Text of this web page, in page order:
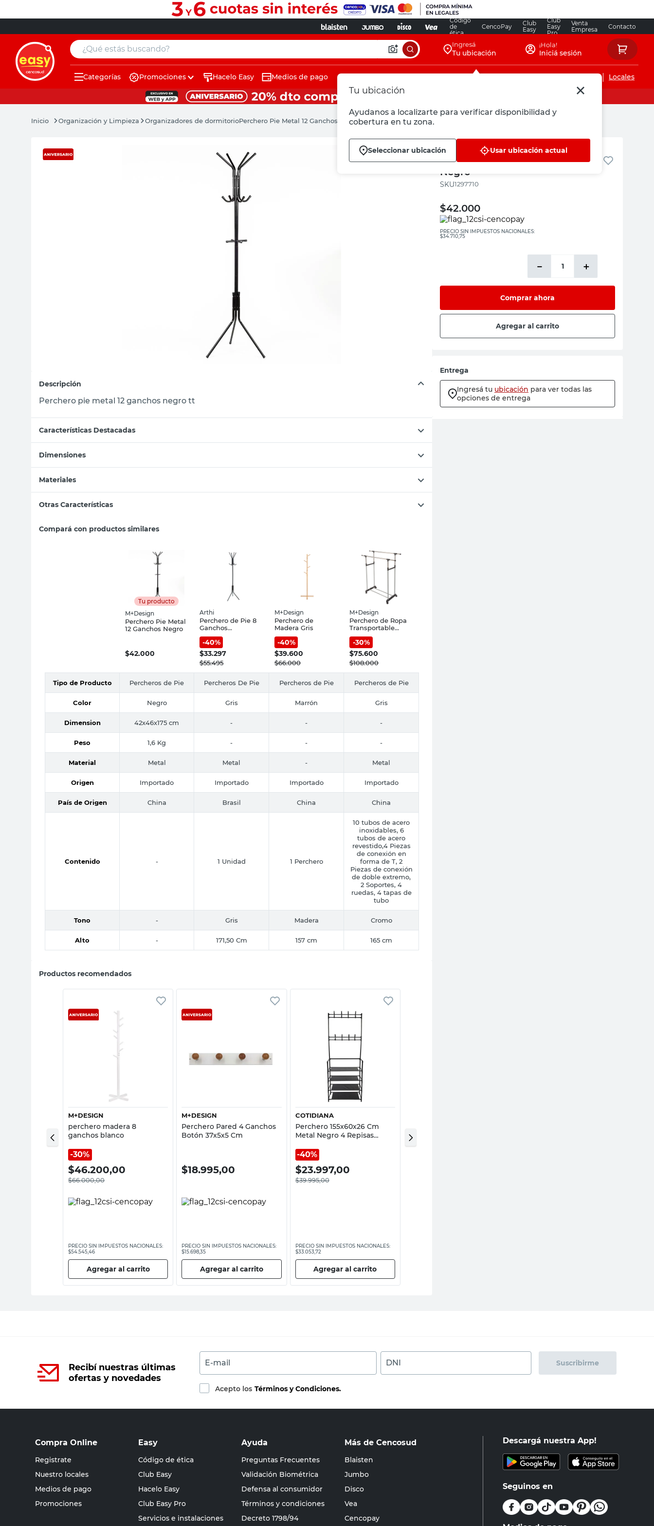
Código
de
ética
CencoPay
Club
Easy
Club
Easy
Pro
Venta
Empresa
Contacto
¿Qué estás buscando? Ingresá
Tu ubicación
Tu ubicación
Ayudanos a localizarte para verificar disponibilidad y
cobertura en tu zona.
Seleccionar ubicación Usar ubicación actual
¡Hola!
Iniciá sesión
Categorías Promociones Hacelo Easy Medios de pago Servicios de instalaciones Locales
Organización y Limpieza Organizadores de dormitorioPerchero Pie Metal 12 Ganchos Negro
Descripción
Perchero pie metal 12 ganchos negro tt
Características Destacadas
Dimensiones
Materiales
Otras Características
Compará con productos similares
Tu producto
M+Design
Perchero Pie Metal
12 Ganchos Negro
$42.000
Arthi
Perchero de Pie 8
Ganchos
171,50x47x47 Cm
Metal Gris
-40%
$33.297
$55.495
M+Design
Perchero de
Madera Gris
-40%
$39.600
$66.000
M+Design
Perchero de Ropa
Transportable
Doble
-30%
$75.600
$108.000
Tipo de Producto Percheros de Pie Percheros De Pie Percheros de Pie Percheros de Pie
Color Negro Gris Marrón Gris
Dimension 42x46x175 cm - - -
Peso 1,6 Kg - - -
Material Metal Metal - Metal
Origen Importado Importado Importado Importado
País de Origen China Brasil China China
Contenido - 1 Unidad 1 Perchero
10 tubos de acero
inoxidables, 6
tubos de acero
revestido,4 Piezas
de conexión en
forma de T, 2
Piezas de conexión
de doble extremo,
2 Soportes, 4
ruedas, 4 tapas de
tubo
Tono - Gris Madera Cromo
Alto - 171,50 Cm 157 cm 165 cm
Productos recomendados
M+DESIGN
perchero madera 8
ganchos blanco
30%
$46.200,00
$66.000,00
PRECIO SIN IMPUESTOS NACIONALES:
$54.545,46
Agregar al carrito
M+DESIGN
Perchero Pared 4 Ganchos
Botón 37x5x5 Cm
$18.995,00
PRECIO SIN IMPUESTOS NACIONALES:
$15.698,35
Agregar al carrito
Vista rápida
COTIDIANA
Perchero 155x60x26 Cm
Metal Negro 4 Repisas
40%
$23.997,00
$39.995,00
PRECIO SIN IMPUESTOS NACIONALES:
$33.053,72
Agregar al carrito
46X40X11 Cm Madera Roble
Casalivre
M+Design
Perchero Pie Metal 12 Ganchos
Negro
:1297710
$42.000
PRECIO SIN IMPUESTOS NACIONALES:
$34.710,75
＋
－
Comprar ahora
Agregar al carrito
Entrega
Ingresá tu ubicación para ver todas las
opciones de entrega
Recibí nuestras últimas
ofertas y novedades
E-mail DNI Suscribirme
Acepto los Términos y Condiciones.
Compra Online
Registrate
Nuestro locales
Medios de pago
Promociones
Easy
Código de ética
Club Easy
Hacelo Easy
Club Easy Pro
Servicios e instalaciones
Ayuda
Preguntas Frecuentes
Validación Biométrica
Defensa al consumidor
Términos y condiciones
Decreto 1798/94
Más de Cencosud
Blaisten
Jumbo
Disco
Vea
Cencopay
Descargá nuestra App!
Seguinos en
muebles